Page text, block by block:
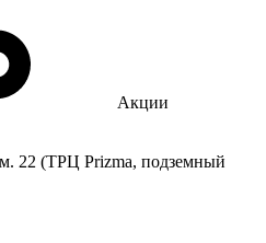
Акции
22 (ТРЦ Prizma, подземный